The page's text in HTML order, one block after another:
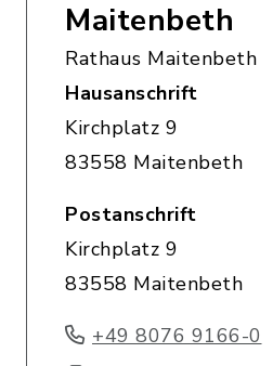
Maitenbeth
Rathaus Maitenbeth
Hausanschrift
Kirchplatz 9
83558 Maitenbeth
Postanschrift
Kirchplatz 9
83558 Maitenbeth
+49 8076 9166-0